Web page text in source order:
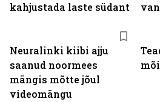
kahjustada laste südant
Neuralinki kiibi ajju
saanud noormees
mängis mõtte jõul
videomängu